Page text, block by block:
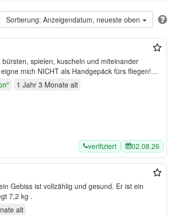
Anzeigendatum, neueste oben
spielen, kuscheln und miteinander
mich NICHT als Handgepäck fürs fliegen!
1 Jahr 3 Monate alt
verifiziert 02.08.26
Gebiss ist vollzählig und gesund. Er ist ein
und wiegt 7,2 kg .
alt